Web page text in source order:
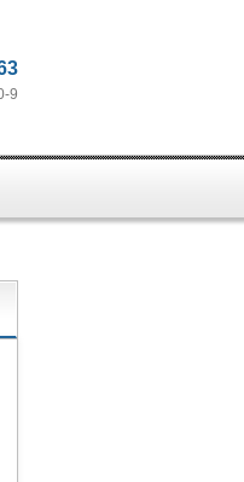
9